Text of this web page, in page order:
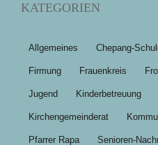
KATEGORIEN
Allgemeines Chepang-
Firmung Frauenkreis
Jugend Kinderbetreuung
Kirchengemeinderat
Pfarrer Rapa Senioren-